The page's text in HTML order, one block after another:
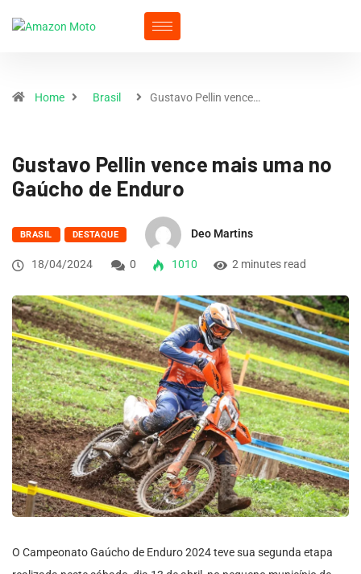
Home Brasil Gustavo Pellin vence…
Gustavo Pellin vence mais uma no
Gaúcho de Enduro
BRASIL DESTAQUE Deo Martins
18/04/2024 0 1010 2 minutes read
O Campeonato Gaúcho de Enduro 2024 teve sua segunda etapa